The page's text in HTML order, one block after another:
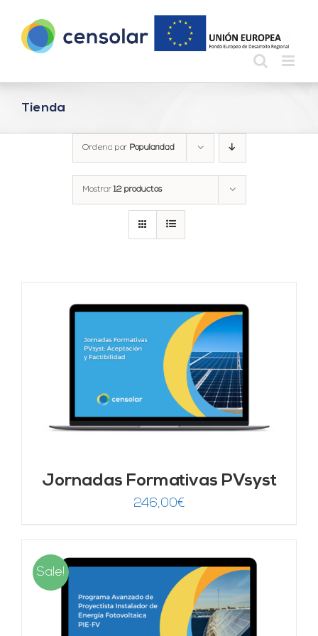
contenido
Tienda
Ordena por Popularidad
Mostrar12 productos
Jornadas Formativas PVsyst
246,00€
Sale!